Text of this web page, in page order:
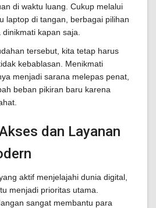
di waktu luang. Cukup melalui
laptop di tangan, berbagai pilihan
kapan saja.
tersebut, kita tetap harus
kebablasan. Menikmati
menjadi sarana melepas penat,
beban pikiran baru karena
dan Layanan
aktif menjelajahi dunia digital,
menjadi prioritas utama.
sangat membantu para